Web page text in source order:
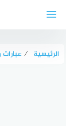
الرئيسية ⁄